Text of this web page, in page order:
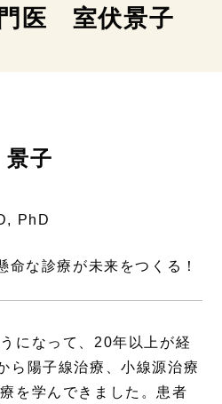
医 室伏景子
子
PhD
な診療が未来をつくる！
になって、20年以上が経
ら陽子線治療、小線源治療
を学んできました。患者